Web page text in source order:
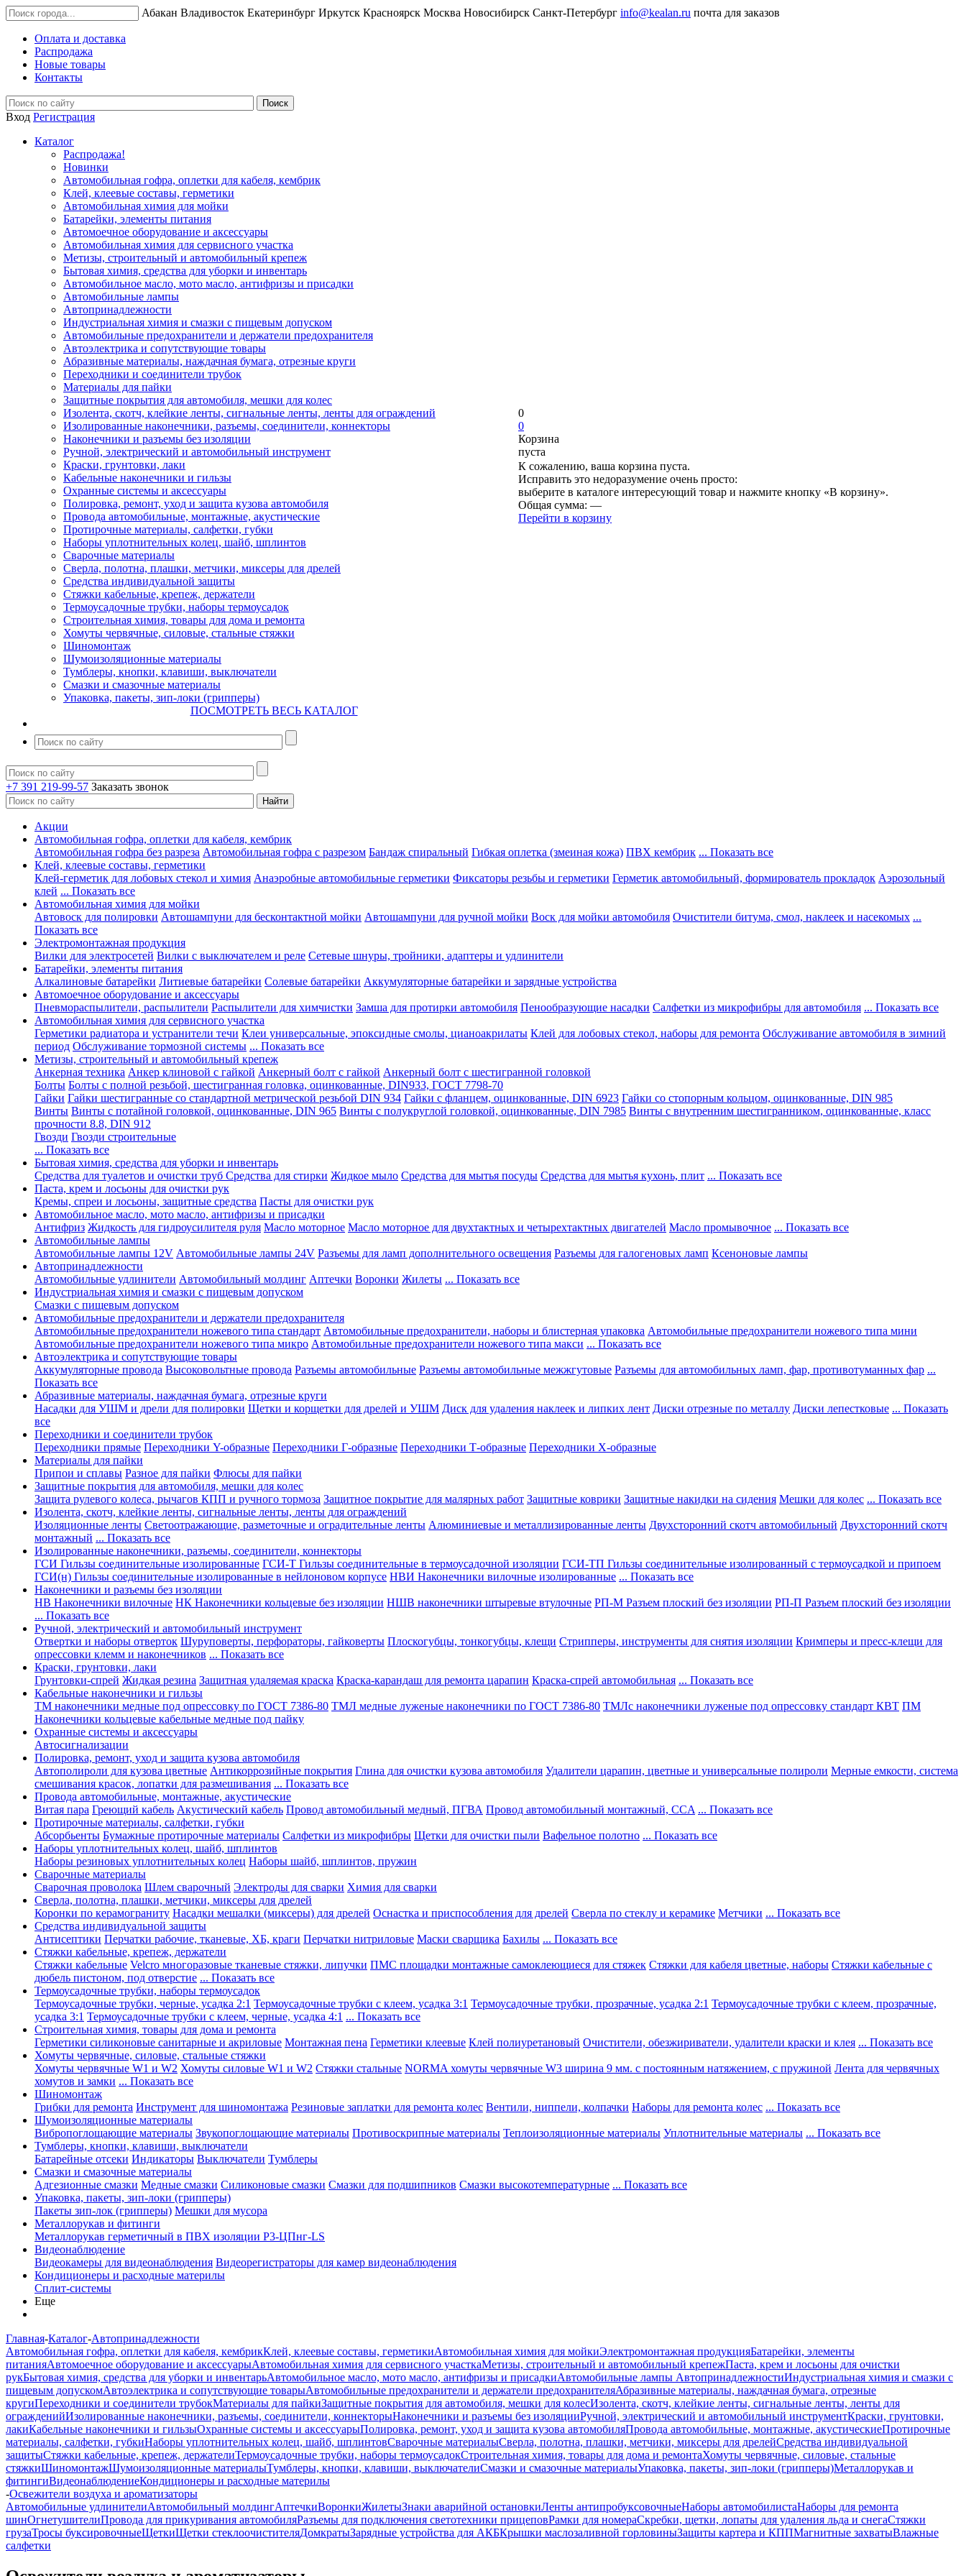
Абакан Владивосток Екатеринбург Иркутск Красноярск Москва Новосибирск Санкт-Петербург info@kealan.ru почта для заказов
Оплата и доставка
Распродажа
Новые товары
Контакты
Вход Регистрация
Каталог
Распродажа!
Новинки
Автомобильная гофра, оплетки для кабеля, кембрик
Клей, клеевые составы, герметики
Автомобильная химия для мойки
Батарейки, элементы питания
Автомоечное оборудование и аксессуары
Автомобильная химия для сервисного участка
Метизы, строительный и автомобильный крепеж
Бытовая химия, средства для уборки и инвентарь
Автомобильное масло, мото масло, антифризы и присадки
Автомобильные лампы
Автопринадлежности
Индустриальная химия и смазки с пищевым допуском
Автомобильные предохранители и держатели предохранителя
Автоэлектрика и сопутствующие товары
Абразивные материалы, наждачная бумага, отрезные круги
Переходники и соединители трубок
Материалы для пайки
Защитные покрытия для автомобиля, мешки для колес
Изолента, скотч, клейкие ленты, сигнальные ленты, ленты для ограждений
Изолированные наконечники, разъемы, соединители, коннекторы
Наконечники и разъемы без изоляции
Ручной, электрический и автомобильный инструмент
Краски, грунтовки, лаки
Кабельные наконечники и гильзы
Охранные системы и аксессуары
Полировка, ремонт, уход и защита кузова автомобиля
Провода автомобильные, монтажные, акустические
Протирочные материалы, салфетки, губки
Наборы уплотнительных колец, шайб, шплинтов
Сварочные материалы
Сверла, полотна, плашки, метчики, миксеры для дрелей
Средства индивидуальной защиты
Стяжки кабельные, крепеж, держатели
Термоусадочные трубки, наборы термоусадок
Строительная химия, товары для дома и ремонта
Хомуты червячные, силовые, стальные стяжки
Шиномонтаж
Шумоизоляционные материалы
Тумблеры, кнопки, клавиши, выключатели
Смазки и смазочные материалы
Упаковка, пакеты, зип-локи (грипперы)
ПОСМОТРЕТЬ ВЕСЬ КАТАЛОГ
+7 391 219-99-57 Заказать звонок
0
0
Корзина
пуста
К сожалению, ваша корзина пуста.
Исправить это недоразумение очень просто:
выберите в каталоге интересующий товар и нажмите кнопку «В корзину».
Общая сумма: —
Перейти в корзину
Акции
Автомобильная гофра, оплетки для кабеля, кембрик
Автомобильная гофра без разреза Автомобильная гофра с разрезом Бандаж спиральный Гибкая оплетка (змеиная кожа) ПВХ кембрик ... Показать все
Клей, клеевые составы, герметики
Клей-герметик для лобовых стекол и химия Анаэробные автомобильные герметики Фиксаторы резьбы и герметики Герметик автомобильный, формирователь прокладок Аэрозольный
клей ... Показать все
Автомобильная химия для мойки
Автовоск для полировки Автошампуни для бесконтактной мойки Автошампуни для ручной мойки Воск для мойки автомобиля Очистители битума, смол, наклеек и насекомых ...
Показать все
Электромонтажная продукция
Вилки для электросетей Вилки с выключателем и реле Сетевые шнуры, тройники, адаптеры и удлинители
Батарейки, элементы питания
Алкалиновые батарейки Литиевые батарейки Солевые батарейки Аккумуляторные батарейки и зарядные устройства
Автомоечное оборудование и аксессуары
Пневмораспылители, распылители Распылители для химчистки Замша для протирки автомобиля Пенообразующие насадки Салфетки из микрофибры для автомобиля ... Показать все
Автомобильная химия для сервисного участка
Герметики радиатора и устранители течи Клеи универсальные, эпоксидные смолы, цианоакрилаты Клей для лобовых стекол, наборы для ремонта Обслуживание автомобиля в зимний
период Обслуживание тормозной системы ... Показать все
Метизы, строительный и автомобильный крепеж
Анкерная техника Анкер клиновой с гайкой Анкерный болт с гайкой Анкерный болт с шестигранной головкой
Болты Болты с полной резьбой, шестигранная головка, оцинкованные, DIN933, ГОСТ 7798-70
Гайки Гайки шестигранные со стандартной метрической резьбой DIN 934 Гайки с фланцем, оцинкованные, DIN 6923 Гайки со стопорным кольцом, оцинкованные, DIN 985
Винты Винты с потайной головкой, оцинкованные, DIN 965 Винты с полукруглой головкой, оцинкованные, DIN 7985 Винты с внутренним шестигранником, оцинкованные, класс
прочности 8.8, DIN 912
Гвозди Гвозди строительные
... Показать все
Бытовая химия, средства для уборки и инвентарь
Средства для туалетов и очистки труб Средства для стирки Жидкое мыло Средства для мытья посуды Средства для мытья кухонь, плит ... Показать все
Паста, крем и лосьоны для очистки рук
Кремы, спреи и лосьоны, защитные средства Пасты для очистки рук
Автомобильное масло, мото масло, антифризы и присадки
Антифриз Жидкость для гидроусилителя руля Масло моторное Масло моторное для двухтактных и четырехтактных двигателей Масло промывочное ... Показать все
Автомобильные лампы
Автомобильные лампы 12V Автомобильные лампы 24V Разъемы для ламп дополнительного освещения Разъемы для галогеновых ламп Ксеноновые лампы
Автопринадлежности
Автомобильные удлинители Автомобильный молдинг Аптечки Воронки Жилеты ... Показать все
Индустриальная химия и смазки с пищевым допуском
Смазки с пищевым допуском
Автомобильные предохранители и держатели предохранителя
Автомобильные предохранители ножевого типа стандарт Автомобильные предохранители, наборы и блистерная упаковка Автомобильные предохранители ножевого типа мини
Автомобильные предохранители ножевого типа микро Автомобильные предохранители ножевого типа макси ... Показать все
Автоэлектрика и сопутствующие товары
Аккумуляторные провода Высоковольтные провода Разъемы автомобильные Разъемы автомобильные межжгутовые Разъемы для автомобильных ламп, фар, противотуманных фар ...
Показать все
Абразивные материалы, наждачная бумага, отрезные круги
Насадки для УШМ и дрели для полировки Щетки и корщетки для дрелей и УШМ Диск для удаления наклеек и липких лент Диски отрезные по металлу Диски лепестковые ... Показать
все
Переходники и соединители трубок
Переходники прямые Переходники Y-образные Переходники Г-образные Переходники Т-образные Переходники Х-образные
Материалы для пайки
Припои и сплавы Разное для пайки Флюсы для пайки
Защитные покрытия для автомобиля, мешки для колес
Защита рулевого колеса, рычагов КПП и ручного тормоза Защитное покрытие для малярных работ Защитные коврики Защитные накидки на сидения Мешки для колес ... Показать все
Изолента, скотч, клейкие ленты, сигнальные ленты, ленты для ограждений
Изоляционные ленты Светоотражающие, разметочные и оградительные ленты Алюминиевые и металлизированные ленты Двухсторонний скотч автомобильный Двухсторонний скотч
монтажный ... Показать все
Изолированные наконечники, разъемы, соединители, коннекторы
ГСИ Гильзы соединительные изолированные ГСИ-Т Гильзы соединительные в термоусадочной изоляции ГСИ-ТП Гильзы соединительные изолированный с термоусадкой и припоем
ГСИ(н) Гильзы соединительные изолированные в нейлоновом корпусе НВИ Наконечники вилочные изолированные ... Показать все
Наконечники и разъемы без изоляции
НВ Наконечники вилочные НК Наконечники кольцевые без изоляции НШВ наконечники штыревые втулочные РП-М Разъем плоский без изоляции РП-П Разъем плоский без изоляции
... Показать все
Ручной, электрический и автомобильный инструмент
Отвертки и наборы отверток Шуруповерты, перфораторы, гайковерты Плоскогубцы, тонкогубцы, клещи Стрипперы, инструменты для снятия изоляции Кримперы и пресс-клещи для
опрессовки клемм и наконечников ... Показать все
Краски, грунтовки, лаки
Грунтовки-спрей Жидкая резина Защитная удаляемая краска Краска-карандаш для ремонта царапин Краска-спрей автомобильная ... Показать все
Кабельные наконечники и гильзы
ТМ наконечники медные под опрессовку по ГОСТ 7386-80 ТМЛ медные луженые наконечники по ГОСТ 7386-80 ТМЛс наконечники луженые под опрессовку стандарт КВТ ПМ
Наконечники кольцевые кабельные медные под пайку
Охранные системы и аксессуары
Автосигнализации
Полировка, ремонт, уход и защита кузова автомобиля
Автополироли для кузова цветные Антикоррозийные покрытия Глина для очистки кузова автомобиля Удалители царапин, цветные и универсальные полироли Мерные емкости, система
смешивания красок, лопатки для размешивания ... Показать все
Провода автомобильные, монтажные, акустические
Витая пара Греющий кабель Акустический кабель Провод автомобильный медный, ПГВА Провод автомобильный монтажный, CCA ... Показать все
Протирочные материалы, салфетки, губки
Абсорбьенты Бумажные протирочные материалы Салфетки из микрофибры Щетки для очистки пыли Вафельное полотно ... Показать все
Наборы уплотнительных колец, шайб, шплинтов
Наборы резиновых уплотнительных колец Наборы шайб, шплинтов, пружин
Сварочные материалы
Сварочная проволока Шлем сварочный Электроды для сварки Химия для сварки
Сверла, полотна, плашки, метчики, миксеры для дрелей
Коронки по керамограниту Насадки мешалки (миксеры) для дрелей Оснастка и приспособления для дрелей Сверла по стеклу и керамике Метчики ... Показать все
Средства индивидуальной защиты
Антисептики Перчатки рабочие, тканевые, ХБ, краги Перчатки нитриловые Маски сварщика Бахилы ... Показать все
Стяжки кабельные, крепеж, держатели
Стяжки кабельные Velcro многоразовые тканевые стяжки, липучки ПМС площадки монтажные самоклеющиеся для стяжек Стяжки для кабеля цветные, наборы Стяжки кабельные с
дюбель пистоном, под отверстие ... Показать все
Термоусадочные трубки, наборы термоусадок
Термоусадочные трубки, черные, усадка 2:1 Термоусадочные трубки с клеем, усадка 3:1 Термоусадочные трубки, прозрачные, усадка 2:1 Термоусадочные трубки с клеем, прозрачные,
усадка 3:1 Термоусадочные трубки с клеем, черные, усадка 4:1 ... Показать все
Строительная химия, товары для дома и ремонта
Герметики силиконовые санитарные и акриловые Монтажная пена Герметики клеевые Клей полиуретановый Очистители, обезжириватели, удалители краски и клея ... Показать все
Хомуты червячные, силовые, стальные стяжки
Хомуты червячные W1 и W2 Хомуты силовые W1 и W2 Стяжки стальные NORMA хомуты червячные W3 ширина 9 мм. с постоянным натяжением, с пружиной Лента для червячных
хомутов и замки ... Показать все
Шиномонтаж
Грибки для ремонта Инструмент для шиномонтажа Резиновые заплатки для ремонта колес Вентили, ниппели, колпачки Наборы для ремонта колес ... Показать все
Шумоизоляционные материалы
Вибропоглощающие материалы Звукопоглощающие материалы Противоскрипные материалы Теплоизоляционные материалы Уплотнительные материалы ... Показать все
Тумблеры, кнопки, клавиши, выключатели
Батарейные отсеки Индикаторы Выключатели Тумблеры
Смазки и смазочные материалы
Адгезионные смазки Медные смазки Силиконовые смазки Смазки для подшипников Смазки высокотемпературные ... Показать все
Упаковка, пакеты, зип-локи (грипперы)
Пакеты зип-лок (грипперы) Мешки для мусора
Металлорукав и фитинги
Металлорукав герметичный в ПВХ изоляции Р3-ЦПнг-LS
Видеонаблюдение
Видеокамеры для видеонаблюдения Видеорегистраторы для камер видеонаблюдения
Кондиционеры и расходные материлы
Сплит-системы
Еще
Главная-Каталог-Автопринадлежности
Автомобильная гофра, оплетки для кабеля, кембрикКлей, клеевые составы, герметикиАвтомобильная химия для мойкиЭлектромонтажная продукцияБатарейки, элементы
питанияАвтомоечное оборудование и аксессуарыАвтомобильная химия для сервисного участкаМетизы, строительный и автомобильный крепежПаста, крем и лосьоны для очистки
рукБытовая химия, средства для уборки и инвентарьАвтомобильное масло, мото масло, антифризы и присадкиАвтомобильные лампы АвтопринадлежностиИндустриальная химия и смазки с
пищевым допускомАвтоэлектрика и сопутствующие товарыАвтомобильные предохранители и держатели предохранителяАбразивные материалы, наждачная бумага, отрезные
кругиПереходники и соединители трубокМатериалы для пайкиЗащитные покрытия для автомобиля, мешки для колесИзолента, скотч, клейкие ленты, сигнальные ленты, ленты для
огражденийИзолированные наконечники, разъемы, соединители, коннекторыНаконечники и разъемы без изоляцииРучной, электрический и автомобильный инструментКраски, грунтовки,
лакиКабельные наконечники и гильзыОхранные системы и аксессуарыПолировка, ремонт, уход и защита кузова автомобиляПровода автомобильные, монтажные, акустическиеПротирочные
материалы, салфетки, губкиНаборы уплотнительных колец, шайб, шплинтовСварочные материалыСверла, полотна, плашки, метчики, миксеры для дрелейСредства индивидуальной
защитыСтяжки кабельные, крепеж, держателиТермоусадочные трубки, наборы термоусадокСтроительная химия, товары для дома и ремонтаХомуты червячные, силовые, стальные
стяжкиШиномонтажШумоизоляционные материалыТумблеры, кнопки, клавиши, выключателиСмазки и смазочные материалыУпаковка, пакеты, зип-локи (грипперы)Металлорукав и
фитингиВидеонаблюдениеКондиционеры и расходные материлы
-Освежители воздуха и ароматизаторы
Автомобильные удлинителиАвтомобильный молдингАптечкиВоронкиЖилетыЗнаки аварийной остановкиЛенты антипробуксовочныеНаборы автомобилистаНаборы для ремонта
шинОгнетушителиПровода для прикуривания автомобиляРазъемы для подключения светотехники прицеповРамки для номераСкребки, щетки, лопаты для удаления льда и снегаСтяжки
грузаТросы буксировочныеЩеткиЩетки стеклоочистителяДомкратыЗарядные устройства для АКБКрышки маслозаливной горловиныЗащиты картера и КППМагнитные захватыВлажные
салфетки